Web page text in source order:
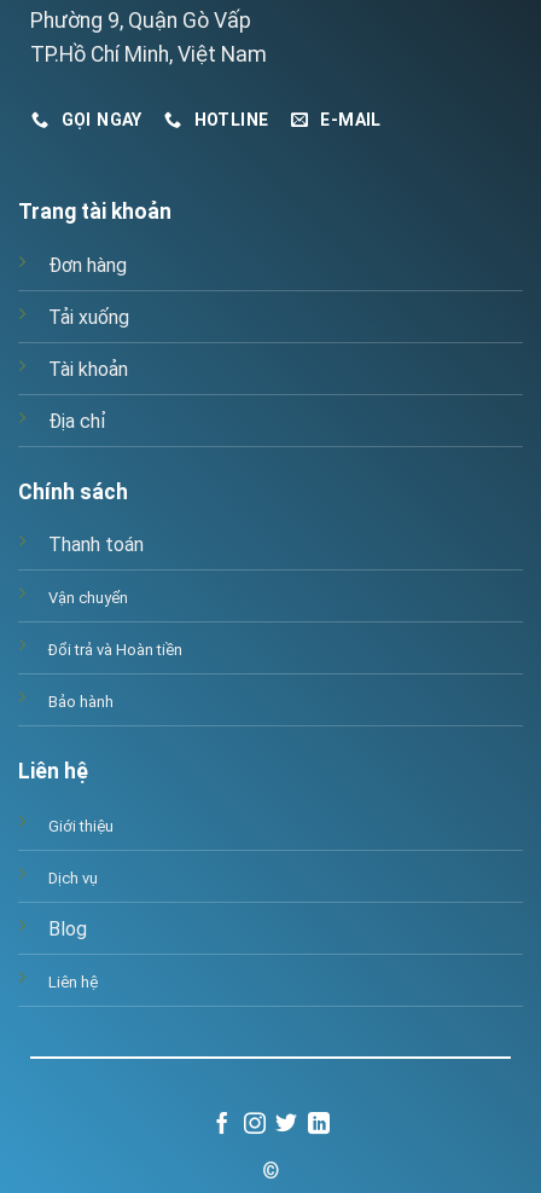
Phường 9, Quận Gò Vấp
TP.Hồ Chí Minh, Việt Nam
GỌI NGAY HOTLINE E-MAIL
Trang tài khoản
Đơn hàng
Tải xuống
Tài khoản
Địa chỉ
Chính sách
Thanh toán
Vận chuyển
Đổi trả và Hoàn tiền
Bảo hành
Liên hệ
Giới thiệu
Dịch vụ
Blog
Liên hệ
©